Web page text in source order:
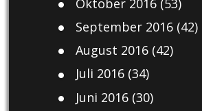
Oktober 2016(53)
September 2016(42)
August 2016(42)
Juli 2016(34)
Juni 2016(30)